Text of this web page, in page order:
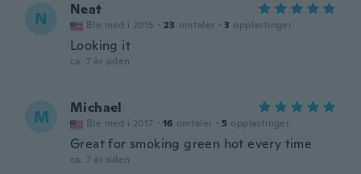
N Neat
Ble med i 2015 · 23 omtaler · 3 opplastinger
Looking it
ca. 7 år siden
M Michael
Ble med i 2017 · 16 omtaler · 5 opplastinger
Great for smoking green hot every time
ca. 7 år siden